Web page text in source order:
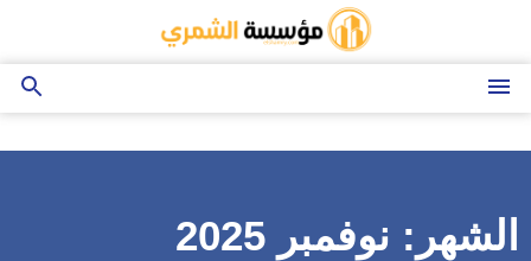
إلى
المحتوى
القائمة
بحث
الشهر: نوفمبر 2025